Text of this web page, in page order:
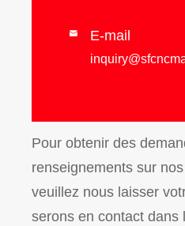
 E-mail
Pour obtenir des
renseignements sur
veuillez nous laisser
serons en contact dans